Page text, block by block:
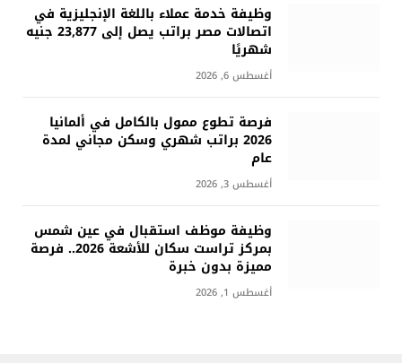
وظيفة خدمة عملاء باللغة الإنجليزية في
اتصالات مصر براتب يصل إلى 23,877 جنيه
شهريًا
أغسطس 6, 2026
فرصة تطوع ممول بالكامل في ألمانيا
2026 براتب شهري وسكن مجاني لمدة
عام
أغسطس 3, 2026
وظيفة موظف استقبال في عين شمس
بمركز تراست سكان للأشعة 2026.. فرصة
مميزة بدون خبرة
أغسطس 1, 2026